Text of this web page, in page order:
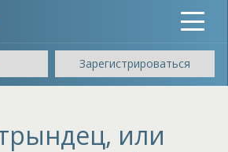
Toggle
Зарегистрироваться
или